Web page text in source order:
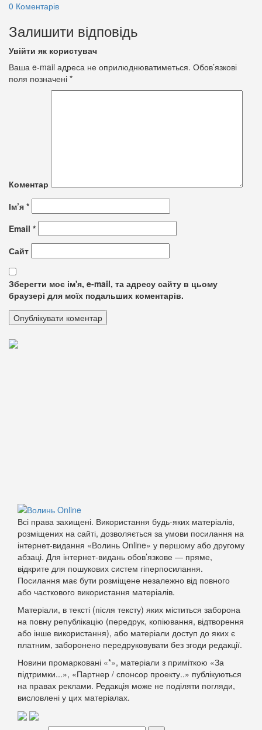
0 Коментарів
Залишити відповідь
Увійти як користувач
Ваша e-mail адреса не оприлюднюватиметься. Обов’язкові
поля позначені *
Коментар
Ім’я *
Email *
Сайт
Зберегти моє ім'я, e-mail, та адресу сайту в цьому
браузері для моїх подальших коментарів.
Всі права захищені. Використання будь-яких матеріалів,
розміщених на сайті, дозволяється за умови посилання на
інтернет-видання «Волинь Online» у першому або другому
абзаці. Для інтернет-видань обов’язкове — пряме,
відкрите для пошукових систем гіперпосилання.
Посилання має бути розміщене незалежно від повного
або часткового використання матеріалів.
Матеріали, в тексті (після тексту) яких міститься заборона
на повну републікацію (передрук, копіювання, відтворення
або інше використання), або матеріали доступ до яких є
платним, заборонено передруковувати без згоди редакції.
Новини промарковані «*», матеріали з приміткою «За
підтримки...», «Партнер / спонсор проекту..» публікуються
на правах реклами. Редакція може не поділяти погляди,
висловлені у цих матеріалах.